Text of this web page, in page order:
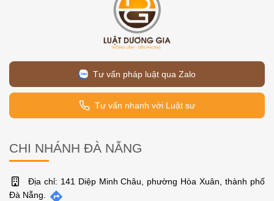
Tư vấn pháp luật qua Zalo
Tư vấn nhanh với Luật sư
CHI NHÁNH ĐÀ NẴNG
Địa chỉ: 141 Diệp Minh Châu, phường Hòa Xuân, thành phố
Đà Nẵng.